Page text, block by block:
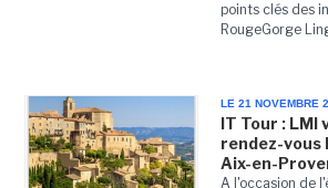
points clés des
RougeGorge
LE 21 NOVEMBRE
IT Tour : LMI
rendez-vous
Aix-en-
A l'occasion de